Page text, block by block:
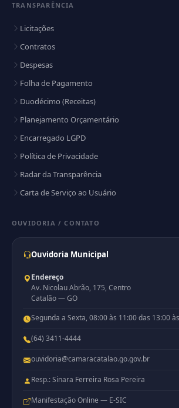
TRANSPARÊNCIA
Licitações
Contratos
Despesas
Folha de Pagamento
Duodécimo (Receitas)
Planejamento Orçamentário
Encarregado LGPD
Política de Privacidade
Radar da Transparência
Carta de Serviço ao Usuário
OUVIDORIA / CONTATO
Ouvidoria Municipal
Endereço
Av. Nicolau Abrão, 175, Centro
Catalão — GO
Segunda a Sexta, 08:00 às 11:00 das 13:00
(64) 3411-4444
ouvidoria@camaracatalao.go.gov.br
Resp.: Sinara Ferreira Rosa Pereira
Manifestação Online — E-SIC